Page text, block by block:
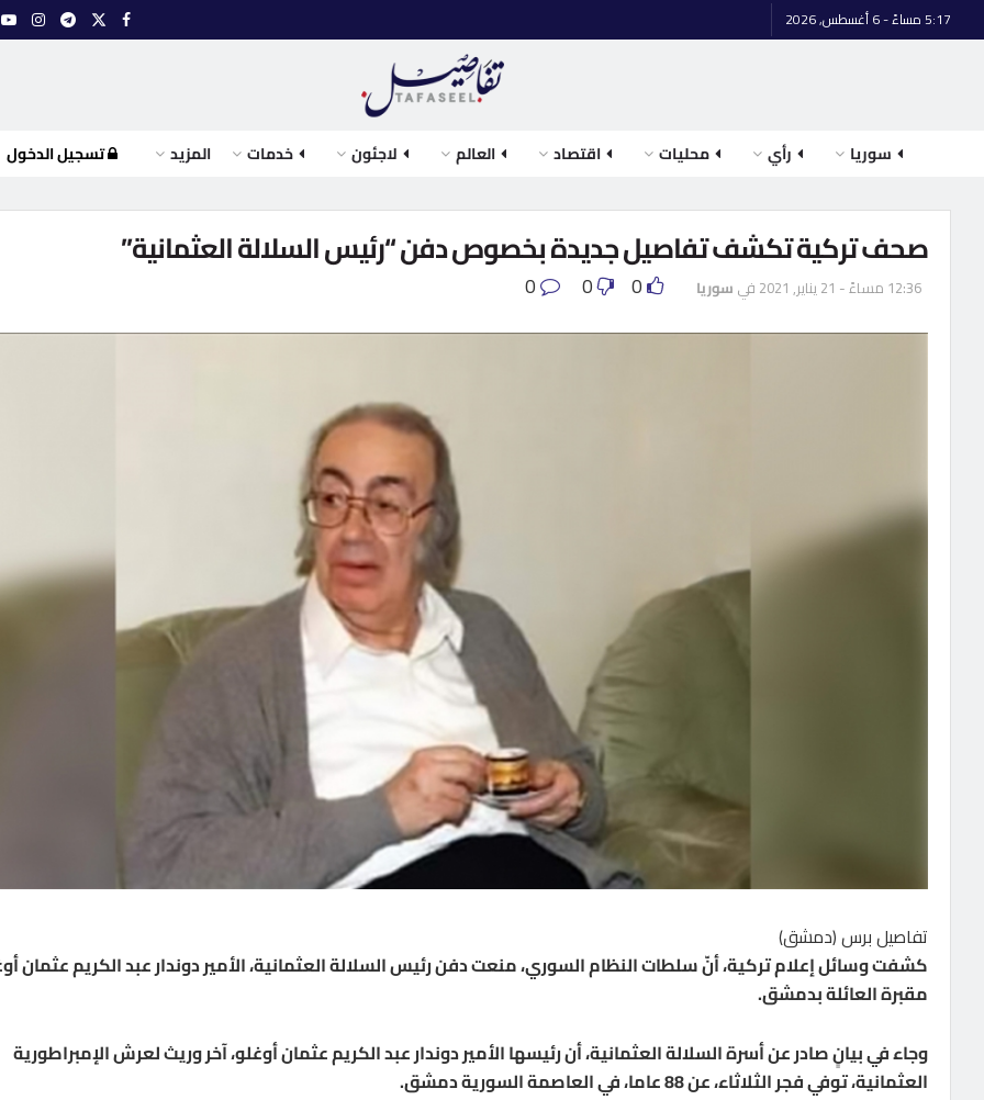
5:17 مساءً - 6 أغسطس, 2026
سوريا رأي محليات اقتصاد العالم لاجئون خدمات المزيد تسجيل الدخول
صحف تركية تكشف تفاصيل جديدة بخصوص دفن “رئيس السلالة العثمانية”
12:36 مساءً - 21 يناير, 2021 في سوريا 0
0
تفاصيل برس (دمشق)
كشفت وسائل إعلام تركية، أنّ سلطات النظام السوري، منعت دفن رئيس السلالة العثمانية، الأمير دوندار عبد الكريم عثمان
مقبرة العائلة بدمشق.
وجاء في بيانٍ صادر عن أسرة السلالة العثمانية، أن رئيسها الأمير دوندار عبد الكريم عثمان أوغلو، آخر وريث لعرش الإمبراطورية
العثمانية، توفي فجر الثلاثاء، عن 88 عاما، في العاصمة السورية دمشق.